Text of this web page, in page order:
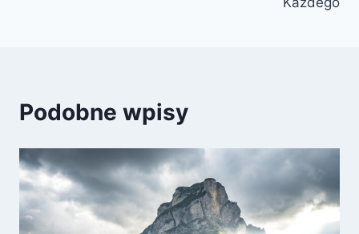
Podobne wpisy